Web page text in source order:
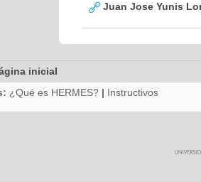
Juan Jose Yunis
inicial
¿Qué es HERMES? | Instructivos